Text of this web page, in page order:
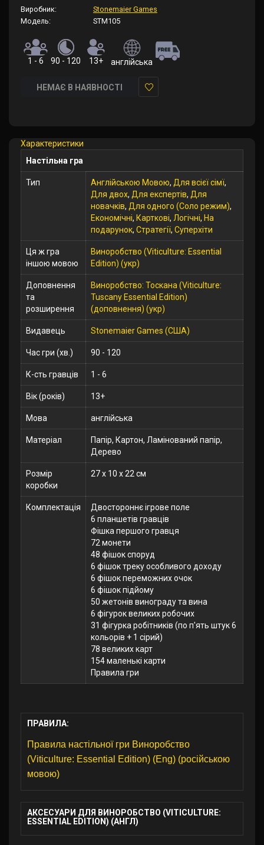
Виробник:
Stonemaier Games
Модель:
STM105
1 - 6 90 - 120 13+ англійська
НЕМАЄ В НАЯВНОСТІ
Характеристики
Настільна гра
Тип Англійською Мовою, Для всієї сімї,
Для двох, Для експертів, Для
новачків, Для одного (Соло режим),
Економічні, Карткові, Логічні, На
подарунок, Стратегії, Суперхіти
Ця ж гра
іншою мовою
Виноробство (Viticulture: Essential
Edition) (укр)
Доповнення
та
розширення
Виноробство: Тоскана (Viticulture:
Tuscany Essential Edition)
(доповнення) (укр)
Видавець Stonemaier Games (США)
Час гри (хв.) 90 - 120
К-сть гравців 1 - 6
Вік (років) 13+
Мова англійська
Матеріал
Папір, Картон, Ламінований папір,
Дерево
Розмір
коробки
27 x 10 x 22 см
Комплектація
Двостороннє ігрове поле
6 планшетів гравців
Фішка першого гравця
72 монети
48 фішок споруд
6 фішок треку особливого доходу
6 фішок переможних очок
6 фішок підйому
50 жетонів винограду та вина
6 фігурок великих робочих
31 фігурка робітників (по п'ять штук 6
кольорів + 1 сірий)
78 великих карт
154 маленькі карти
Правила гри
ПРАВИЛА:
Правила настільної гри Виноробство
(Viticulture: Essential Edition) (Eng) (російською
мовою)
АКСЕСУАРИ ДЛЯ ВИНОРОБСТВО (VITICULTURE:
ESSENTIAL EDITION) (АНГЛ)